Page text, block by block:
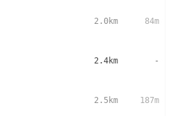
2.0km 84m
2.4km -
2.5km 187m